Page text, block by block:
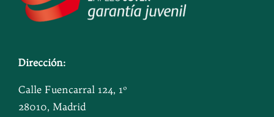
Dirección:
Calle Fuencarral 124, 1º
28010, Madrid